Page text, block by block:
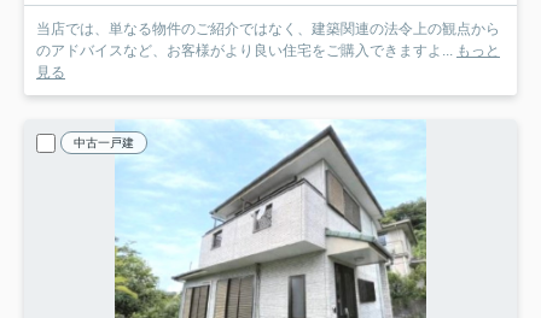
当店では、単なる物件のご紹介ではなく、建築関連の法令上の観点から
のアドバイスなど、お客様がより良い住宅をご購入できますよ... もっと
見る
中古一戸建